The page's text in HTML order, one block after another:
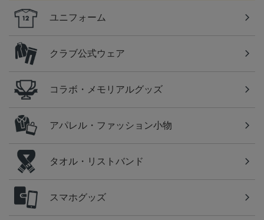
ユニフォーム
クラブ公式ウェア
コラボ・メモリアルグッズ
アパレル・ファッション小物
タオル・リストバンド
スマホグッズ